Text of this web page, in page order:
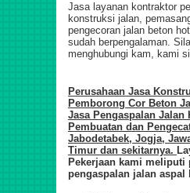
Jasa layanan kontraktor
konstruksi jalan,
pengecoran jalan beton
sudah berpengalaman.
menghubungi kam, kami
Perusahaan Jasa
Pemborong Cor Beton
Jasa Pengaspalan Jalan
Pembuatan dan
Jabodetabek, Jogja,
Timur dan sekitarnya.
Pekerjaan kami meliputi
pengaspalan jalan aspal